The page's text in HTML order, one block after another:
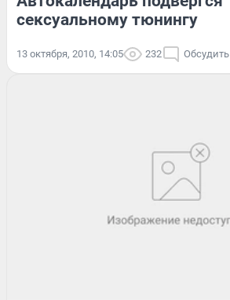
сексуальному тюнингу
13 октября, 2010, 14:05 232 Обсудить